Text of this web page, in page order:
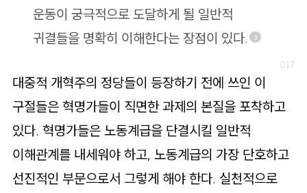
운동이 궁극적으로 도달하게 될 일반적
귀결들을 명확히 이해한다는 장점이 있다.
3
대중적 개혁주의 정당들이 등장하기 전에 쓰인 이
구절들은 혁명가들이 직면한 과제의 본질을 포착하고
있다. 혁명가들은 노동계급을 단결시킬 일반적
이해관계를 내세워야 하고, 노동계급의 가장 단호하고
선진적인 부문으로서 그렇게 해야 한다. 실천적으로